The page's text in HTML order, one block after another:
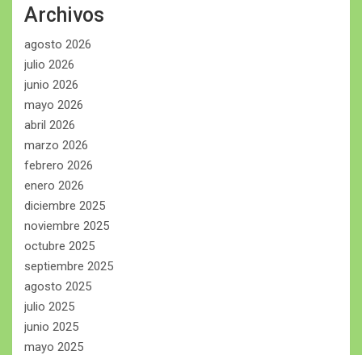
Archivos
agosto 2026
julio 2026
junio 2026
mayo 2026
abril 2026
marzo 2026
febrero 2026
enero 2026
diciembre 2025
noviembre 2025
octubre 2025
septiembre 2025
agosto 2025
julio 2025
junio 2025
mayo 2025